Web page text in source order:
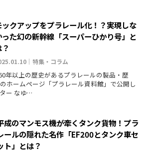
ックアップをプラレール化！？実現しな
った幻の新幹線「スーパーひかり号」と
｜特集・コラム
以上の歴史があるプラレールの製品・歴
ホームページ「プラレール資料館」で公開し
ー なゆ…
成のマンモス機が牽くタンク貨物！プラ
ールの隠れた名作「EF200とタンク車セ
ト」とは？